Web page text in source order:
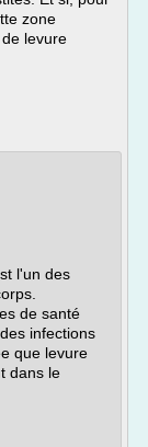
zone
levure
l'un des
de santé
infections
que levure
dans le